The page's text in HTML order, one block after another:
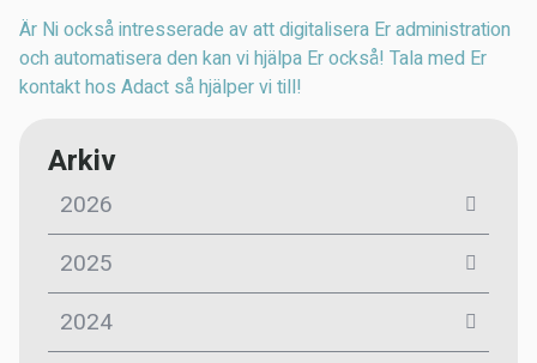
Arkiv
2026
2025
2024
Är Ni också intresserade av att digitalisera Er administration
och automatisera den kan vi hjälpa Er också! Tala med Er
kontakt hos Adact så hjälper vi till!